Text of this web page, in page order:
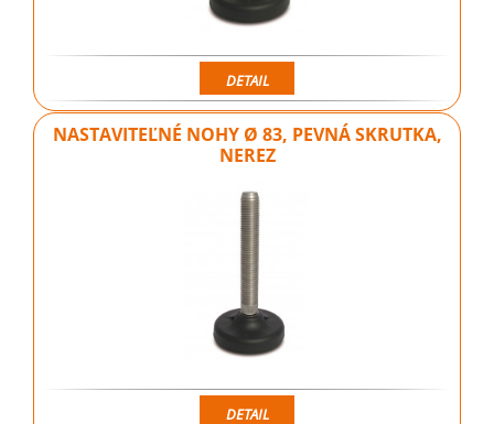
DETAIL
NASTAVITEĽNÉ NOHY Ø 83, PEVNÁ SKRUTKA,
NEREZ
DETAIL